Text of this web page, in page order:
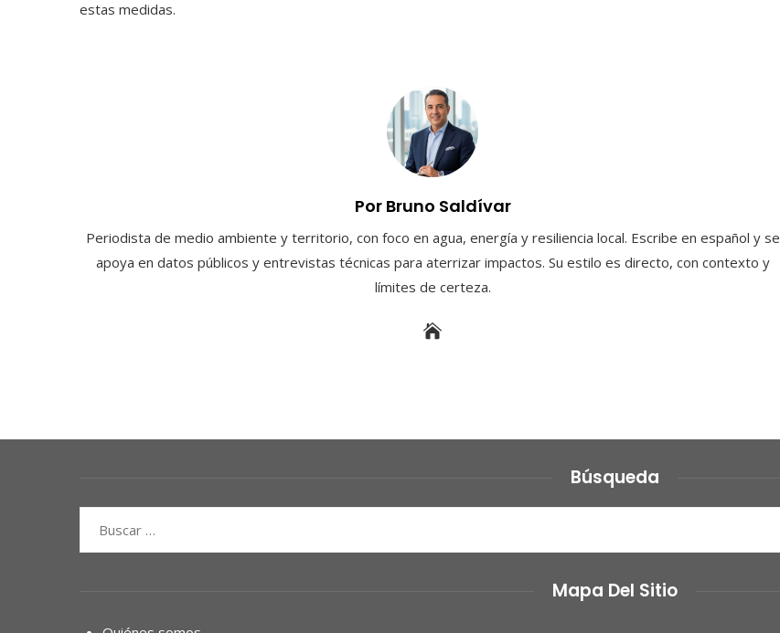
estas medidas.
Por Bruno Saldívar
Periodista de medio ambiente y territorio, con foco en agua, energía y resiliencia local. Escribe en español y se
apoya en datos públicos y entrevistas técnicas para aterrizar impactos. Su estilo es directo, con contexto y
límites de certeza.
Búsqueda
Mapa Del Sitio